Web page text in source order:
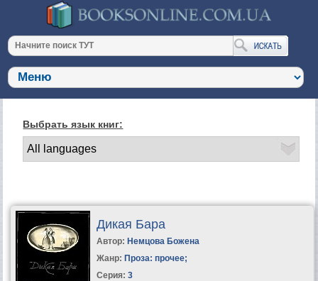
Выбрать язык книг:
Дикая Бара
Автор: Немцова Божена
Жанр: Проза: прочее;
Серия: 3